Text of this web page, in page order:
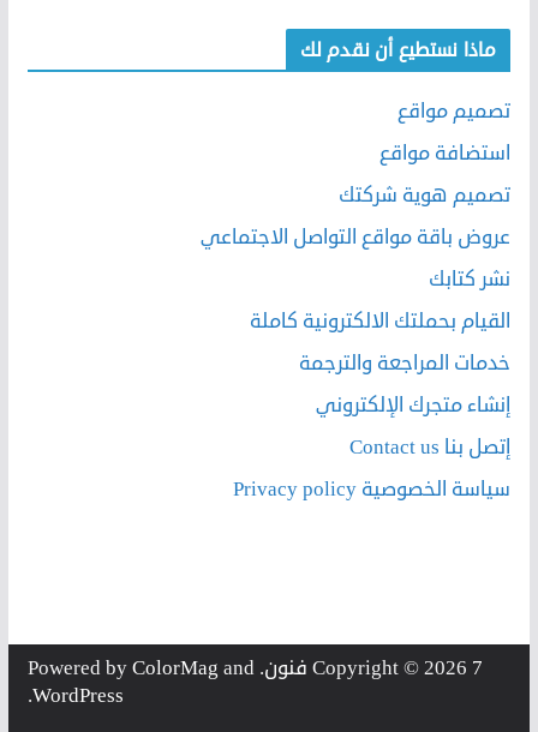
ماذا نستطيع أن نقدم لك
تصميم مواقع
استضافة مواقع
تصميم هوية شركتك
عروض باقة مواقع التواصل الاجتماعي
نشر كتابك
القيام بحملتك الالكترونية كاملة
خدمات المراجعة والترجمة
إنشاء متجرك الإلكتروني
إتصل بنا Contact us
سياسة الخصوصية Privacy policy
Copyright © 2026 7 فنون . Powered by
ColorMag and
WordPress
.